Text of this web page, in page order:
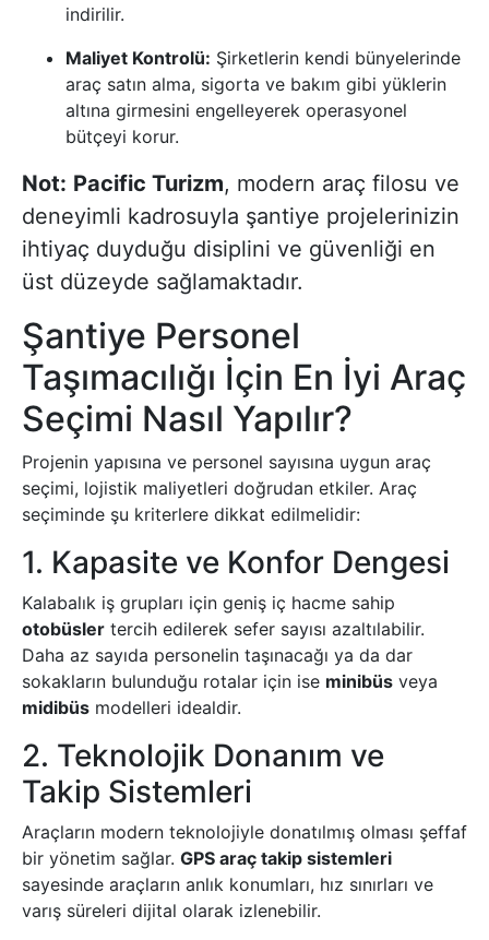
indirilir.
Maliyet Kontrolü: Şirketlerin kendi bünyelerinde
araç satın alma, sigorta ve bakım gibi yüklerin
altına girmesini engelleyerek operasyonel
bütçeyi korur.
Not: Pacific Turizm, modern araç filosu ve
deneyimli kadrosuyla şantiye projelerinizin
ihtiyaç duyduğu disiplini ve güvenliği en
üst düzeyde sağlamaktadır.
Şantiye Personel
Taşımacılığı İçin En İyi Araç
Seçimi Nasıl Yapılır?
Projenin yapısına ve personel sayısına uygun araç
seçimi, lojistik maliyetleri doğrudan etkiler. Araç
seçiminde şu kriterlere dikkat edilmelidir:
1. Kapasite ve Konfor Dengesi
Kalabalık iş grupları için geniş iç hacme sahip
otobüsler tercih edilerek sefer sayısı azaltılabilir.
Daha az sayıda personelin taşınacağı ya da dar
sokakların bulunduğu rotalar için ise minibüs veya
midibüs modelleri idealdir.
2. Teknolojik Donanım ve
Takip Sistemleri
Araçların modern teknolojiyle donatılmış olması şeffaf
bir yönetim sağlar. GPS araç takip sistemleri
sayesinde araçların anlık konumları, hız sınırları ve
varış süreleri dijital olarak izlenebilir.